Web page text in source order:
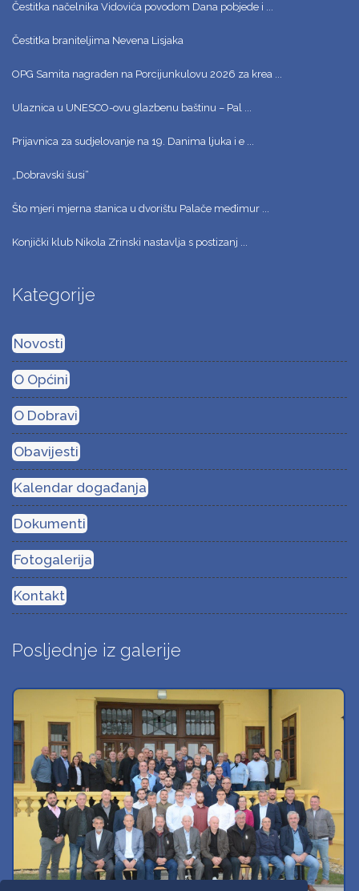
Čestitka načelnika Vidovića povodom Dana pobjede i ...
Čestitka braniteljima Nevena Lisjaka
OPG Samita nagrađen na Porcijunkulovu 2026 za krea ...
Ulaznica u UNESCO-ovu glazbenu baštinu – Pal ...
Prijavnica za sudjelovanje na 19. Danima ljuka i e ...
„Dobravski šusi“
Što mjeri mjerna stanica u dvorištu Palače međimur ...
Konjički klub Nikola Zrinski nastavlja s postizanj ...
Kategorije
Novosti
O Općini
O Dobravi
Obavijesti
Kalendar događanja
Dokumenti
Fotogalerija
Kontakt
Posljednje iz galerije